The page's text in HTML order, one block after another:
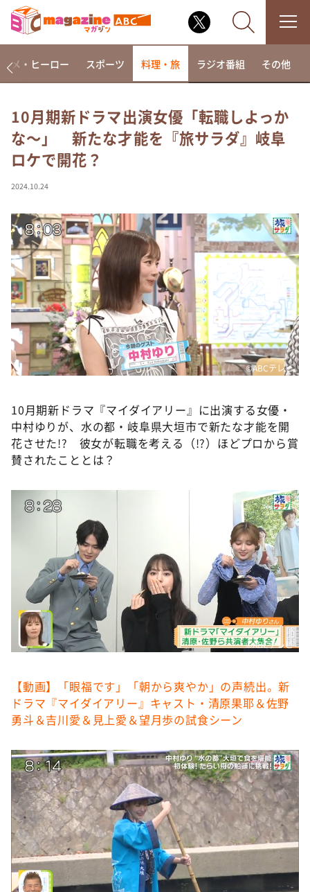
なるみ・岡村の過ぎるTV
相席食堂
これ余談なんですけど・・・
て真剣です
探偵！ナイトスクープ
news おかえり
河合＆A.B.C-Z塚田×福井アナ「なんでやねん！？」
（news おかえり）
DAIGOも台所 ～きょうの献立 何にする？～
本日はダイアンなり！シーズン２
朝だ！生です旅サラダ
ＬＩＦＥ～夢のカタチ～
新婚さんいらっしゃい！
ポツンと一軒家
ぺこぱのまるスポ
アナ回覧板
メ・ヒーロー スポーツ 料理・旅 ラジオ番組 その他
10月期新ドラマ出演女優「転職しよっか
な～」 新たな才能を『旅サラダ』岐阜
ロケで開花？
2024.10.24
©️ABCテレビ
10月期新ドラマ『マイダイアリー』に出演する女優・
中村ゆりが、水の都・岐阜県大垣市で新たな才能を開
花させた!? 彼女が転職を考える（!?）ほどプロから賞
賛されたこととは？
©️ABCテレビ
【動画】「眼福です」「朝から爽やか」の声続出。新
ドラマ『マイダイアリー』キャスト・清原果耶＆佐野
勇斗＆吉川愛＆見上愛＆望月歩の試食シーン